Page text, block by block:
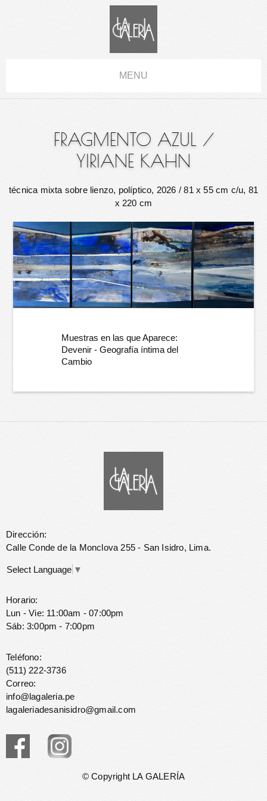
MENU
FRAGMENTO AZUL /
YIRIANE KAHN
técnica mixta sobre lienzo, políptico, 2026 / 81 x 55 cm c/u, 81
x 220 cm
Muestras en las que Aparece:
Devenir - Geografía íntima del
Cambio
Dirección:
Calle Conde de la Monclova 255 - San Isidro, Lima.
Select Language ▼
Horario:
Lun - Vie: 11:00am - 07:00pm
Sáb: 3:00pm - 7:00pm
Teléfono:
(511) 222-3736
Correo:
info@lagaleria.pe
lagaleriadesanisidro@gmail.com
© Copyright LA GALERÍA